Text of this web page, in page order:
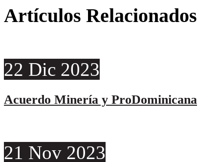
Artículos Relacionados
22 Dic 2023
Acuerdo Minería y ProDominicana
21 Nov 2023